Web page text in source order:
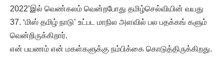
2022’இல் வெண்கலம் வென்றபோது தமிழ்செல்வியின் வயது
37. ‘மிஸ் தமிழ் நாடு’ உட்பட மாநில அளவில் பல பதக்கங் களும்
வென்றிருக்கிறார்.
என் பயணம் என் மகள்களுக்கு நம்பிக்கை கொடுத்திருக்கிறது.